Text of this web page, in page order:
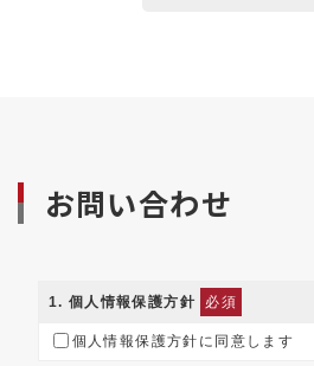
お問い合わせ
1. 個人情報保護方針 必須
個人情報保護方針に同意します